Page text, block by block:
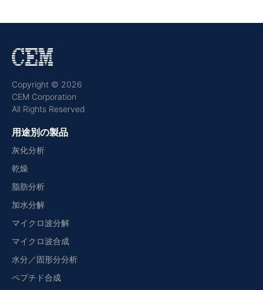
Copyright © 2026
CEM Corporation
All Rights Reserved
用途別の製品
灰化分析
乾燥
脂肪分析
加水分解
マイクロ波分解
マイクロ波合成
水分／固形分分析
ペプチド合成